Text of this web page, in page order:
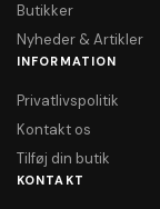
Butikker
Nyheder & Artikler
INFORMATION
Privatlivspolitik
Kontakt os
Tilføj din butik
KONTAKT